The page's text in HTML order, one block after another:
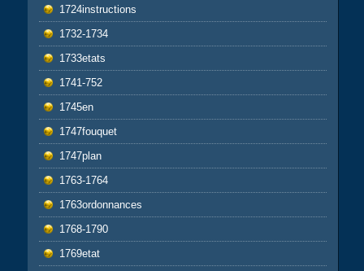
1724instructions
1732-1734
1733etats
1741-752
1745en
1747fouquet
1747plan
1763-1764
1763ordonnances
1768-1790
1769etat